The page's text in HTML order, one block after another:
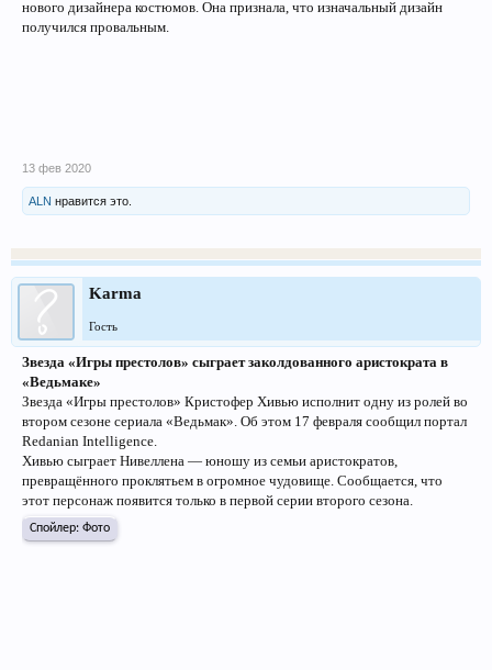
нового дизайнера костюмов. Она признала, что изначальный дизайн
получился провальным.
13 фев 2020
ALN нравится это.
Karma
Гость
Звезда «Игры престолов» сыграет заколдованного аристократа в
«Ведьмаке»
Звезда «Игры престолов» Кристофер Хивью исполнит одну из ролей во
втором сезоне сериала «Ведьмак». Об этом 17 февраля сообщил портал
Redanian Intelligence.
Хивью сыграет Нивеллена — юношу из семьи аристократов,
превращённого проклятьем в огромное чудовище. Сообщается, что
этот персонаж появится только в первой серии второго сезона.
Спойлер: Фото